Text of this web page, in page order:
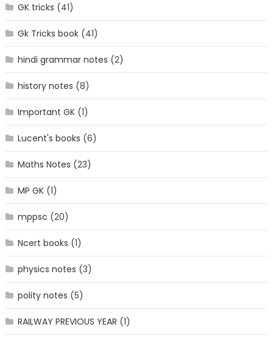
GK tricks (41)
Gk Tricks book(41)
hindi grammar notes (2)
history notes (8)
Important GK(1)
Lucent's books (6)
Maths Notes (23)
MP GK(1)
mppsc (20)
Ncert books (1)
physics notes (3)
polity notes (5)
RAILWAY PREVIOUS YEAR (1)